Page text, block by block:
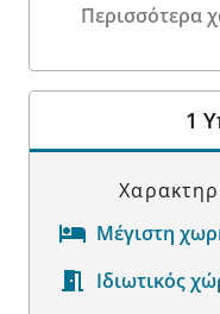
Περισσότερα
Λεπτομέρειες
1
Μέγιστη
Ιδιωτικός